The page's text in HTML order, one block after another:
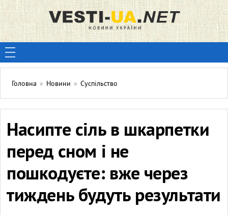
Головна » Новини » Суспільство
Насипте сіль в шкарпетки
перед сном і не
пошкодуєте: вже через
тиждень будуть результати